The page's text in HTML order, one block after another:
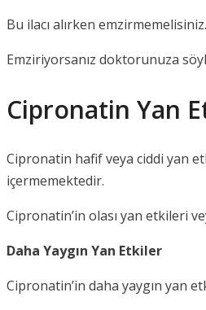
Bu ilacı alırken
Emziriyorsanız doktorunuza
Cipronatin Yan
Cipronatin hafif veya ciddi yan
içermemektedir.
Cipronatin’in olası yan etkileri
Daha Yaygın Yan Etkiler
Cipronatin’in daha yaygın yan